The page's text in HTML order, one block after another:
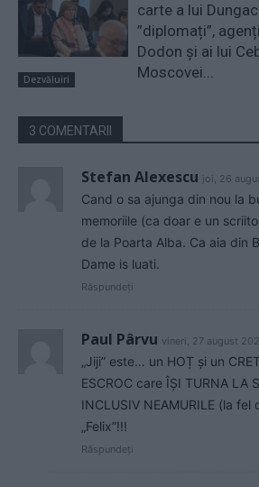
Dezvăluiri
carte a lui
”diplomați”,
Dodon și ai lui
Moscovei...
3 COMENTARII
Stefan Alexescu joi, 26
Cand o sa ajunga din nou la
memoriile (ca doar e un
de la Poarta Alba. Ca aia din
Dame is luati.
Răspundeți
Paul Pârvu vineri, 27 august
„Jiji” este… un HOȚ și un
ESCROC care ÎȘI TURNA LA
INCLUSIV NEAMURILE (la fel
„Felix”!!!
Răspundeți